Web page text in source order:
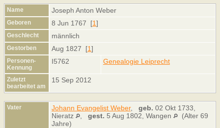
Name Joseph Anton Weber
Geboren 8 Jun 1767 [1]
Geschlecht männlich
Gestorben Aug 1827 [1]
Personen-
Kennung
I5762 Genealogie Leiprecht
Zuletzt
bearbeitet am
15 Sep 2012
Vater Johann Evangelist Weber, geb. 02 Okt 1733,
Nieratz
gest. 5 Aug 1802, Wangen
(Alter 69
Jahre)